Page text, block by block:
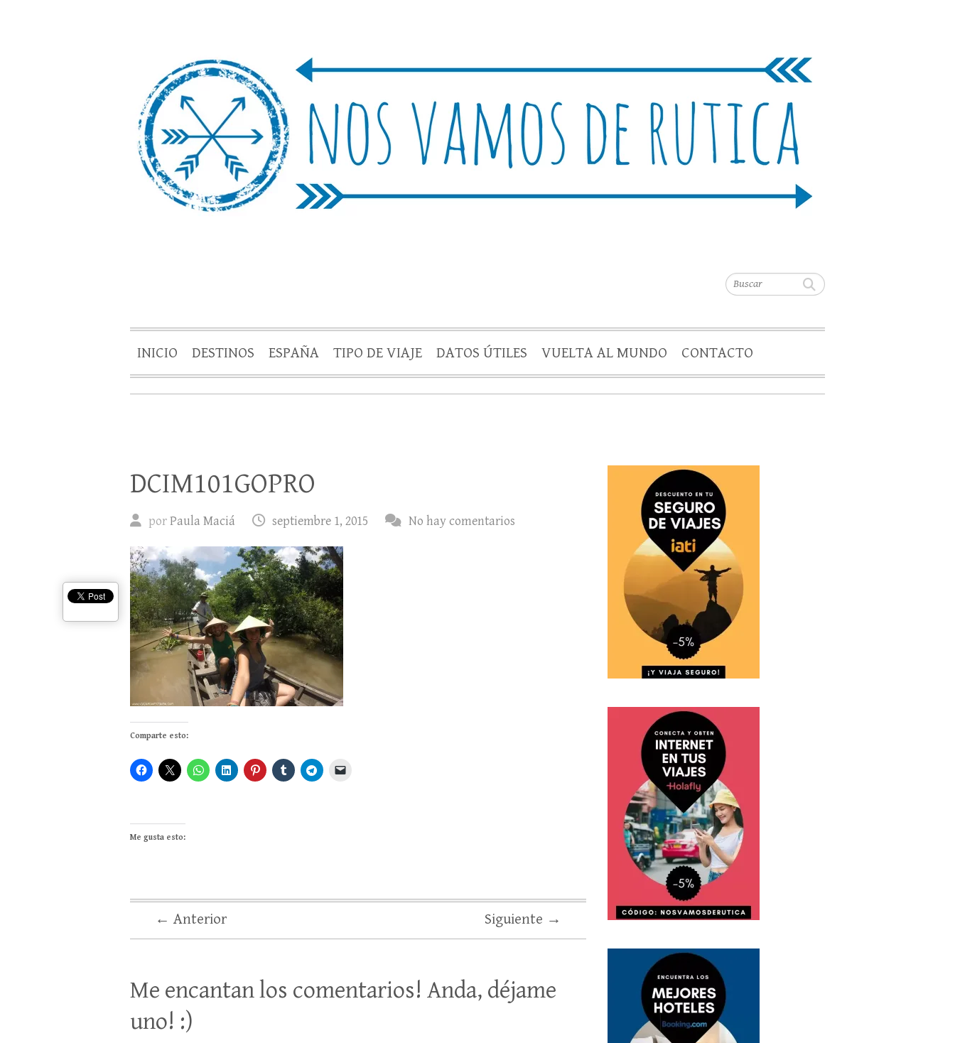
Buscar
Nos Vamos de Rutica
Un blog de viajes donde se comparte experiencias, trucos y consejos.
INICIO DESTINOS ESPAÑA TIPO DE VIAJE DATOS ÚTILES VUELTA AL MUNDO CONTACTO
DCIM101GOPRO
porPaula Maciá septiembre 1, 2015 No hay comentarios
Comparte esto:
Me gusta esto:
← Anterior Siguiente →
Me encantan los comentarios! Anda, déjame
uno! :)